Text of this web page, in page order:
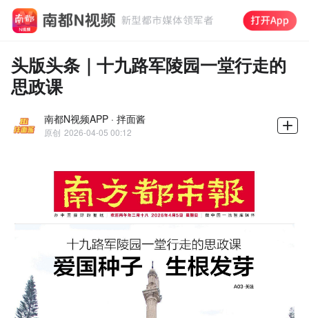
头版头条｜十九路军陵园一堂行走的
思政课
南都N视频APP · 拌面酱
原创 2026-04-05 00:12